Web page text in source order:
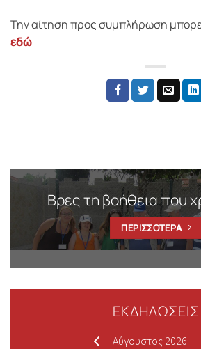
Την αίτηση προς συμπλήρωση
εδώ
Βρες τη βοήθεια που
ΠΕΡΙΣΣΟΤΕΡΑ
ΕΚΔΗΛΩΣΕΙΣ
Αύγουστος 2026